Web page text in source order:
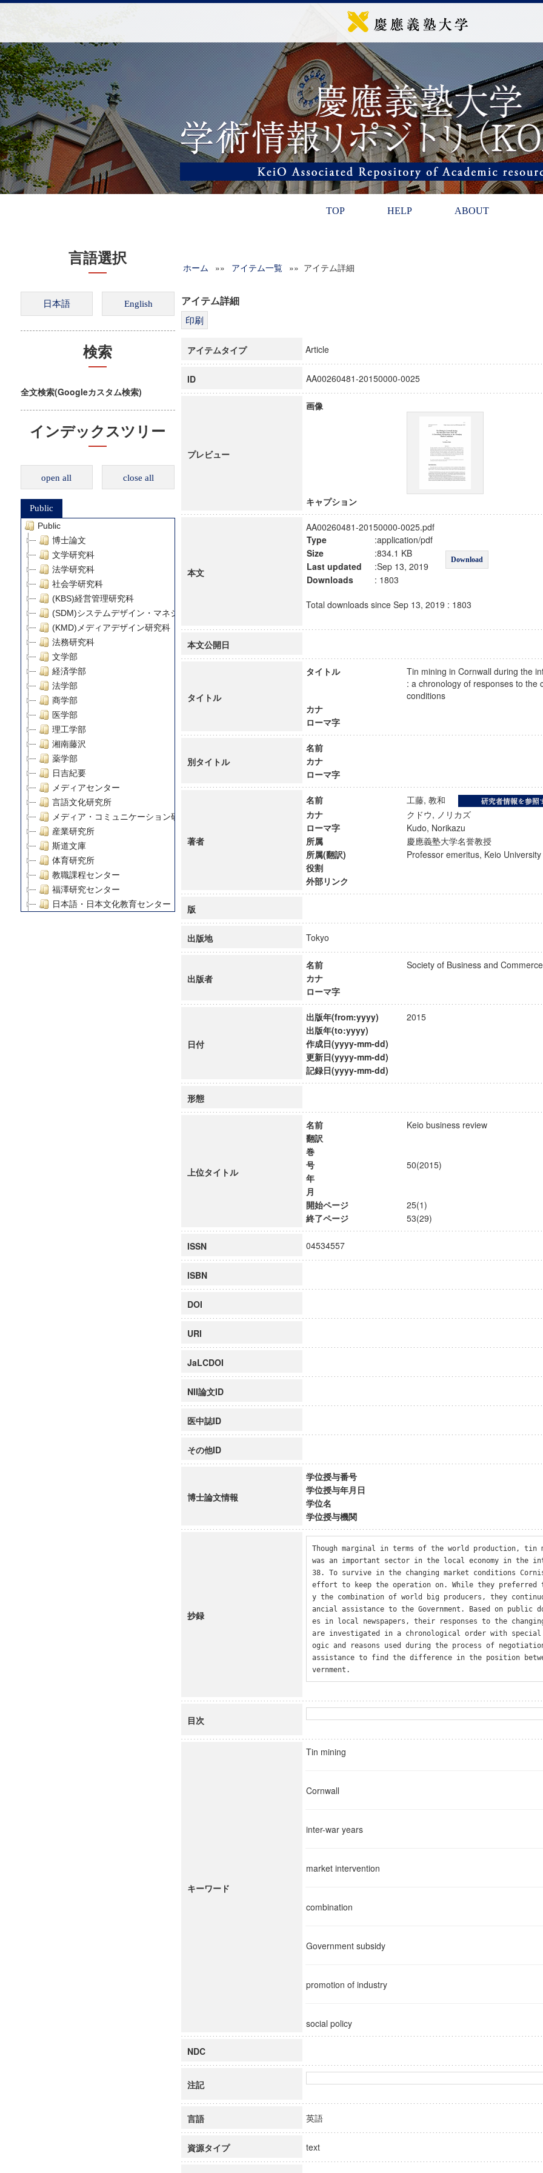
TOP HELP ABOUT
言語選択
検索
全文検索(Googleカスタム検索)
インデックスツリー
open all close all
Public
Public
博士論文
文学研究科
法学研究科
社会学研究科
(KBS)経営管理研究科
(SDM)システムデザイン・マネジメント研究科
(KMD)メディアデザイン研究科
法務研究科
文学部
経済学部
法学部
商学部
医学部
理工学部
湘南藤沢
薬学部
日吉紀要
メディアセンター
言語文化研究所
メディア・コミュニケーション研究所
産業研究所
斯道文庫
体育研究所
教職課程センター
福澤研究センター
日本語・日本文化教育センター
慶應義塾大学グローバルCOEプログラム市民社会ガバナンス教育研究センター
慶應義塾大学グローバルCOEプログラム論理と感性の先端的教育研究拠点
博士課程教育リーディングプログラム「超成熟社会発展のサイエンス」
ホーム »» アイテム一覧 »» アイテム詳細
アイテム詳細
アイテムタイプ Article
ID AA00260481-20150000-0025
プレビュー
画像
キャプション
本文
AA00260481-20150000-0025.pdf
Type
:application/pdf
Download
Size
:834.1 KB
Last updated
:Sep 13, 2019
Downloads
: 1803
Total downloads since Sep 13, 2019 : 1803
本文公開日
タイトル
タイトル
Tin mining in Cornwall during the
: a chronology of responses to the
conditions
カナ
ローマ字
別タイトル
名前
カナ
ローマ字
著者
名前
工藤, 教和
カナ
クドウ, ノリカズ
ローマ字
Kudo, Norikazu
所属
慶應義塾大学名誉教授
所属(翻訳)
Professor emeritus, Keio
役割
外部リンク
版
出版地 Tokyo
出版者
名前
Society of Business and
カナ
ローマ字
日付
出版年(from:yyyy)
2015
出版年(to:yyyy)
作成日(yyyy-mm-dd)
更新日(yyyy-mm-dd)
記録日(yyyy-mm-dd)
形態
上位タイトル
名前
Keio business review
翻訳
巻
号
50(2015)
年
月
開始ページ
25(1)
終了ページ
53(29)
ISSN 04534557
ISBN
DOI
URI
JaLCDOI
NII論文ID
医中誌ID
その他ID
博士論文情報
学位授与番号
学位授与年月日
学位名
学位授与機関
抄録
Though marginal in terms of the world production, tin
was an important sector in the local economy in the
38. To survive in the changing market conditions
effort to keep the operation on. While they
y the combination of world big producers, they
ancial assistance to the Government. Based on public
es in local newspapers, their responses to the
are investigated in a chronological order with
ogic and reasons used during the process of
assistance to find the difference in the position
vernment.
目次
キーワード
Tin mining
Cornwall
inter-war years
market intervention
combination
Government subsidy
promotion of industry
social policy
NDC
注記
言語 英語
資源タイプ text